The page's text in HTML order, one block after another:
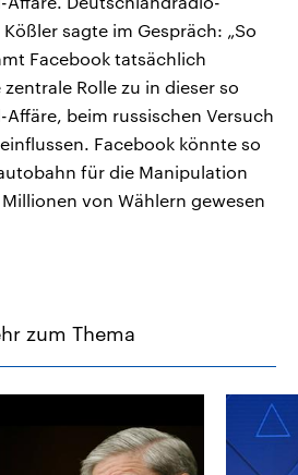
sagte im Gespräch: „So
Facebook tatsächlich
Rolle zu in dieser so
beim russischen Versuch
Facebook könnte so
für die Manipulation
von Wählern gewesen
zum Thema